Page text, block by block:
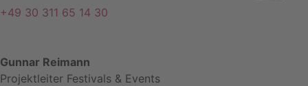
+49 30 311 65 14 30
Gunnar Reimann
Projektleiter Festivals & Events